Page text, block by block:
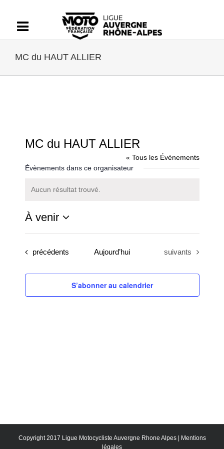
contenu
MC du HAUT ALLIER
MC du HAUT ALLIER
« Tous les Évènements
Évènements dans ce organisateur
Notice
Aucun résultat trouvé.
À venir
Sélectionnez
uneÉvènements
précédents Aujourd’hui Évènements
suivants
S’abonner au calendrier
Copyright 2017 Ligue Motocycliste Auvergne Rhone Alpes |
Mentions
légales